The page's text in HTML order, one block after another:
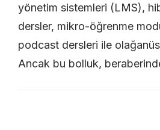
İyi
Deşifre
Yaptırma
Yazılımları
yönetim sistemleri (LMS),
dersler, mikro-öğrenme
podcast dersleri ile
Ancak bu bolluk,